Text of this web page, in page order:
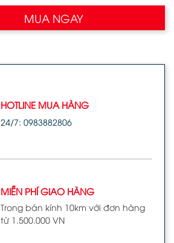
MUA NGAY
HOTLINE MUA HÀNG
24/7: 0983882806
MIỄN PHÍ GIAO HÀNG
Trong bán kính 10km với đơn hàng
từ 1.500.000 VN